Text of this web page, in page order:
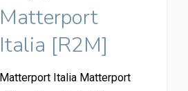
Matterport
Italia [R2M]
Matterport Italia Matterport